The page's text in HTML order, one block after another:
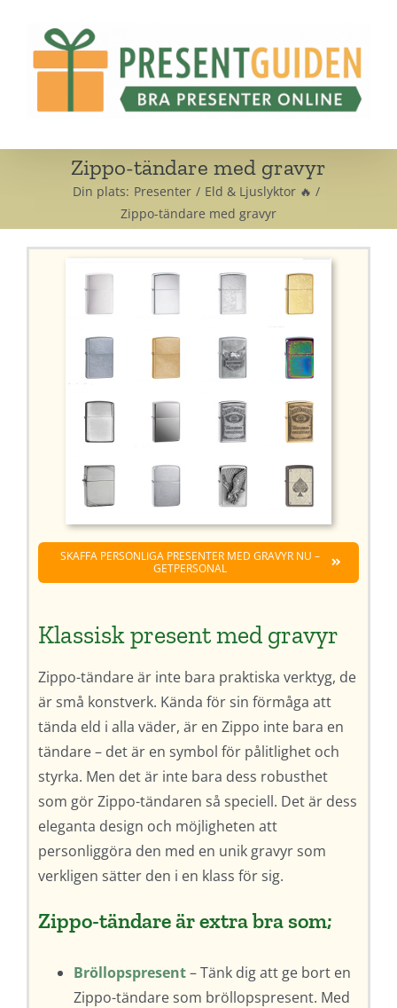
Zippo-tändare med gravyr
Din plats: Presenter
Eld & Ljuslyktor 🔥
Zippo-tändare med gravyr
SKAFFA PERSONLIGA PRESENTER MED GRAVYR NU –
GETPERSONAL
Klassisk present med gravyr
Zippo-tändare är inte bara praktiska verktyg, de
är små konstverk. Kända för sin förmåga att
tända eld i alla väder, är en Zippo inte bara en
tändare – det är en symbol för pålitlighet och
styrka. Men det är inte bara dess robusthet
som gör Zippo-tändaren så speciell. Det är dess
eleganta design och möjligheten att
personliggöra den med en unik gravyr som
verkligen sätter den i en klass för sig.
Zippo-tändare är extra bra som;
Bröllopspresent– Tänk dig att ge bort en
Zippo-tändare som bröllopspresent. Med